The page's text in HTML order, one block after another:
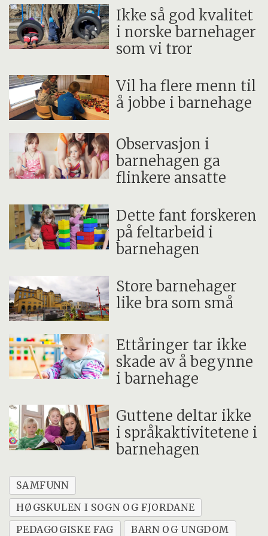
Ikke så god kvalitet
i norske barnehager
som vi tror
Vil ha flere menn til
å jobbe i barnehage
Observasjon i
barnehagen ga
flinkere ansatte
Dette fant forskeren
på feltarbeid i
barnehagen
Store barnehager
like bra som små
Ettåringer tar ikke
skade av å begynne
i barnehage
Guttene deltar ikke
i språkaktivitetene i
barnehagen
SAMFUNN
HØGSKULEN I SOGN OG FJORDANE
PEDAGOGISKE FAG
BARN OG UNGDOM